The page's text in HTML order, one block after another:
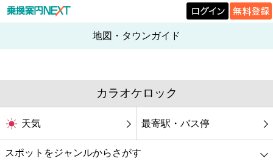
地図・タウンガイド
カラオケロック
天気 最寄駅・バス停
スポットをジャンルからさがす